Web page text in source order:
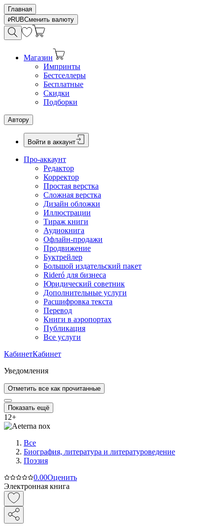
Главная
RUBСменить валюту
Магазин
Импринты
Бестселлеры
Бесплатные
Скидки
Подборки
Автору
Войти в аккаунт
Про-аккаунт
Редактор
Корректор
Простая верстка
Сложная верстка
Дизайн обложки
Иллюстрации
Тираж книги
Аудиокнига
Офлайн-продажи
Продвижение
Буктрейлер
Большой издательский пакет
Rideró для бизнеса
Юридический советник
Дополнительные услуги
Расшифровка текста
Перевод
Книги в аэропортах
Публикация
Все услуги
КабинетКабинет
Уведомления
Отметить все как прочитанные
Показать ещё
12+
Все
Биография, литература и литературоведение
Поэзия
0.00Оценить
Электронная книга